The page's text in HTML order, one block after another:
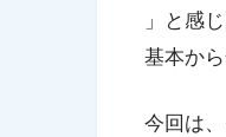
」と感
基本か
今回は